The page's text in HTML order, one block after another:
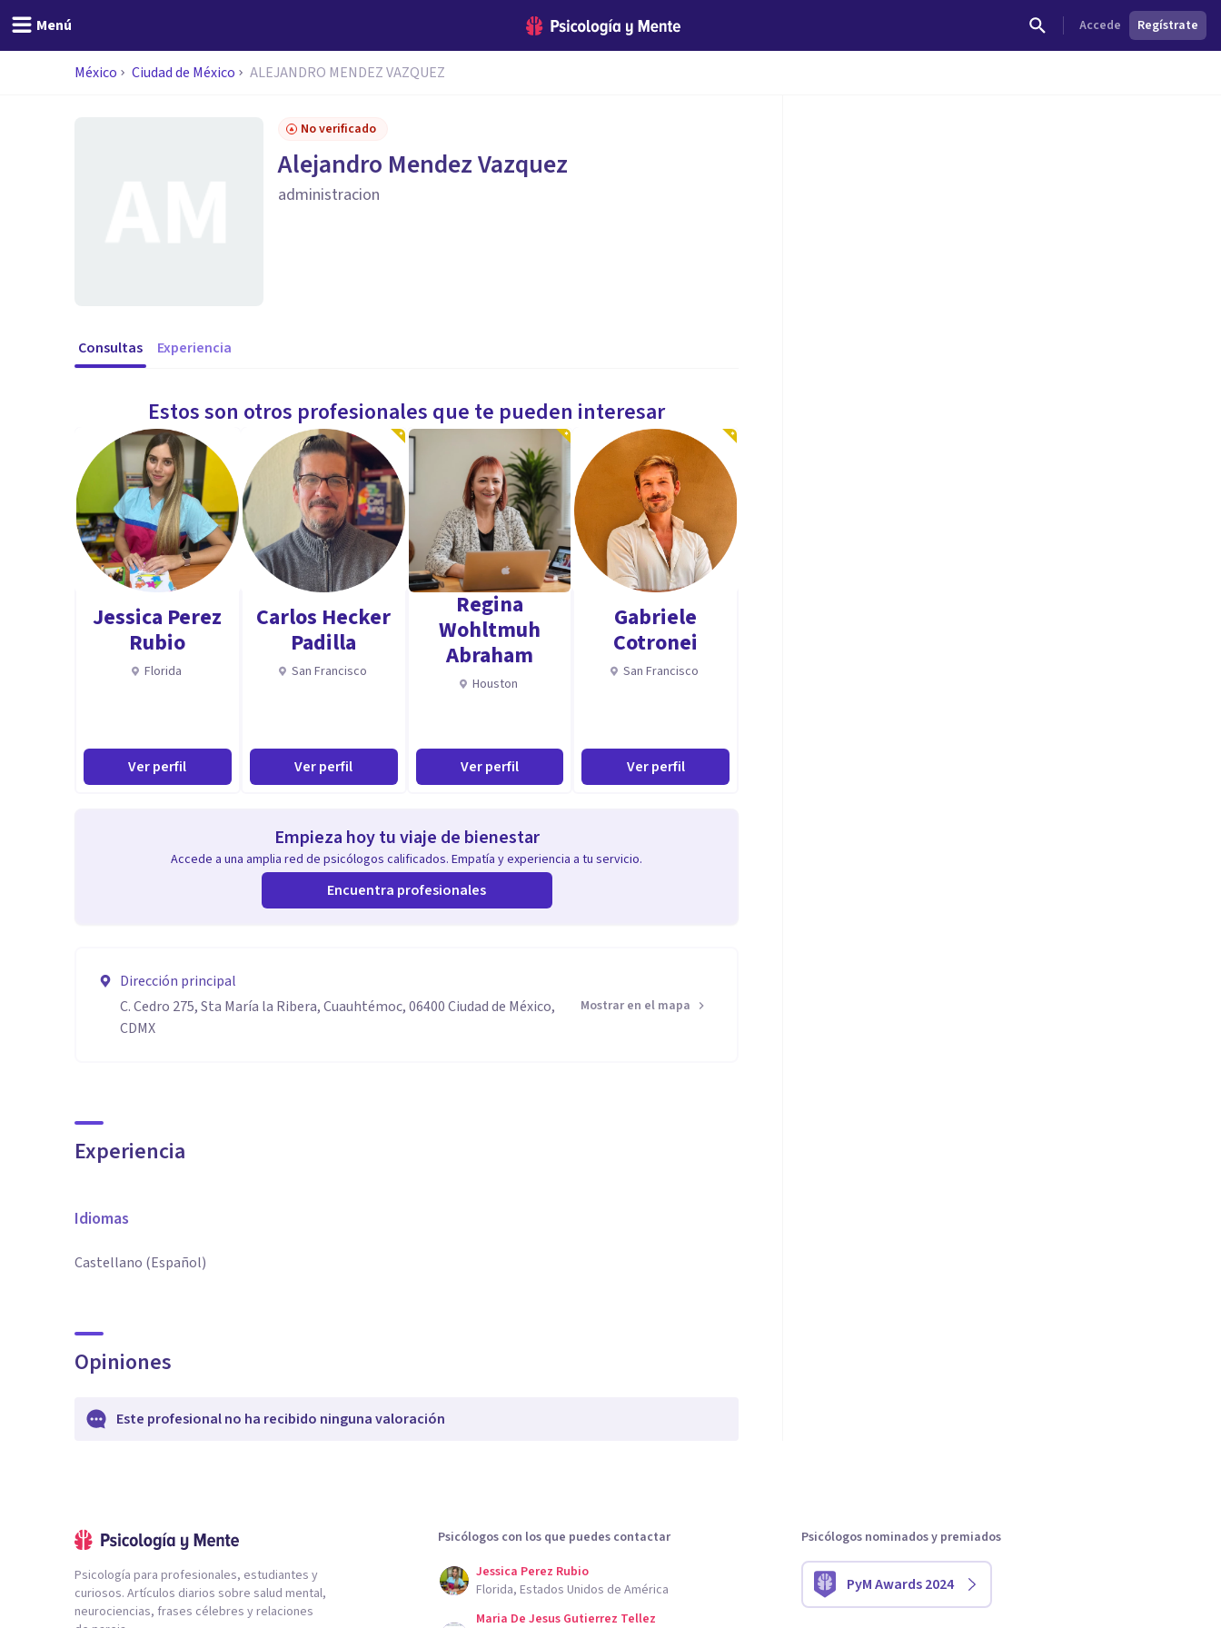
Menú Accede Regístrate
México Ciudad de México ALEJANDRO MENDEZ VAZQUEZ
No verificado
Alejandro Mendez Vazquez
administracion
Consultas Experiencia
Estos son otros profesionales que te pueden interesar
Jessica Perez
Rubio
Florida
Ver perfil
Carlos Hecker
Padilla
San Francisco
Ver perfil
Regina
Wohltmuh
Abraham
Houston
Ver perfil
Gabriele
Cotronei
San Francisco
Ver perfil
Empieza hoy tu viaje de bienestar
Accede a una amplia red de psicólogos calificados. Empatía y experiencia a tu servicio.
Encuentra profesionales
Dirección principal
C. Cedro 275, Sta María la Ribera, Cuauhtémoc, 06400 Ciudad de México,
CDMX
Mostrar en el mapa
Experiencia
Idiomas
Castellano (Español)
Opiniones
Este profesional no ha recibido ninguna valoración
Psicología para profesionales, estudiantes y
curiosos. Artículos diarios sobre salud mental,
neurociencias, frases célebres y relaciones
Psicólogos con los que puedes contactar
Jessica Perez Rubio
Florida, Estados Unidos de América
Maria De Jesus Gutierrez Tellez
Psicólogos nominados y premiados
PyM Awards 2024